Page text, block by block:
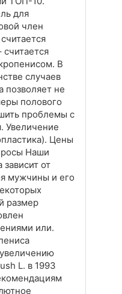
для
член
В
случаев
позволяет не
полового
проблемы с
Увеличение
Цены
Наши
от
мужчины и его
размер
или.
L. в 1993